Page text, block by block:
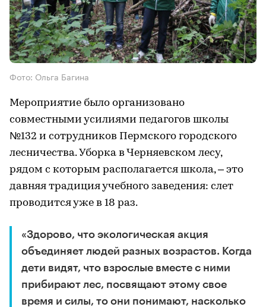
Фото: Ольга Багина
Мероприятие было организовано
совместными усилиями педагогов школы
№132 и сотрудников Пермского городского
лесничества. Уборка в Черняевском лесу,
рядом с которым располагается школа, – это
давняя традиция учебного заведения: слет
проводится уже в 18 раз.
«Здорово, что экологическая акция
объединяет людей разных возрастов. Когда
дети видят, что взрослые вместе с ними
прибирают лес, посвящают этому свое
время и силы, то они понимают, насколько